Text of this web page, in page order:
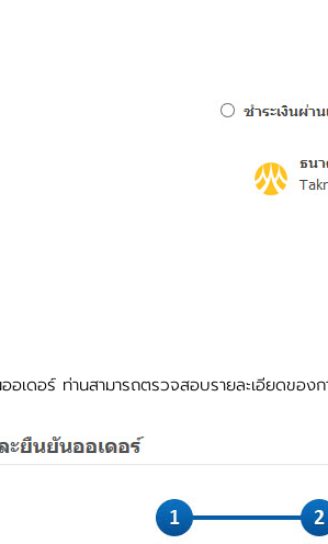
อเดอร์ ท่านสามารถตรวจสอบรายละเอียดขอ